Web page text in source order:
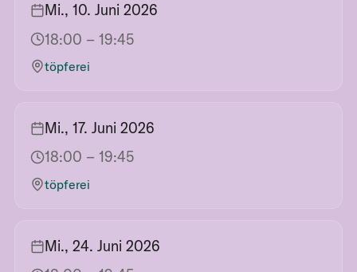
Mi., 10. Juni 2026
18:00 – 19:45
töpferei
Mi., 17. Juni 2026
18:00 – 19:45
töpferei
Mi., 24. Juni 2026